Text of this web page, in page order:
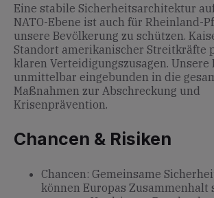
Eine stabile Sicherheitsarchitektur
NATO-Ebene ist auch für Rheinland-
unsere Bevölkerung zu schützen.
Standort amerikanischer Streitkräfte
klaren Verteidigungszusagen. Unsere
unmittelbar eingebunden in die
Maßnahmen zur Abschreckung und
Krisenprävention.
Chancen & Risiken
Chancen: Gemeinsame
können Europas Zusammenhalt